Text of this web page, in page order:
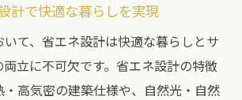
計で快適な暮らしを実現
て、省エネ設計は快適な暮らしとサ
立に不可欠です。省エネ設計の特徴
・高気密の建築仕様や、自然光・自然